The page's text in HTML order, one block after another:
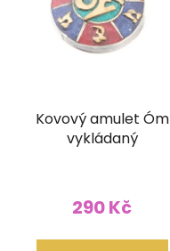
Kovový amulet Óm
vykládaný
290 Kč